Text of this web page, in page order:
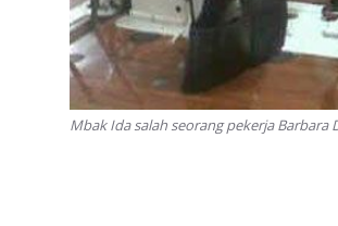
Mbak Ida salah seorang pekerja